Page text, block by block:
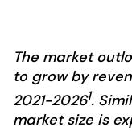
The market
to grow by
2021-20261.
market size is